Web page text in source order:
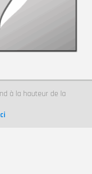
à la hauteur de la